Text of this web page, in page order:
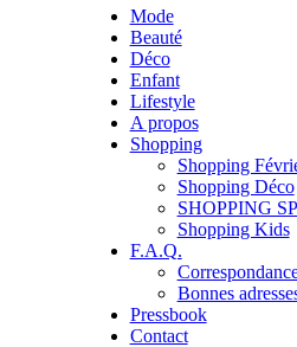
Mode
Beauté
Déco
Enfant
Lifestyle
A propos
Shopping
Shopping
Shopping Déco
SHOPPING
Shopping Kids
F.A.Q.
Bonnes
Pressbook
Contact